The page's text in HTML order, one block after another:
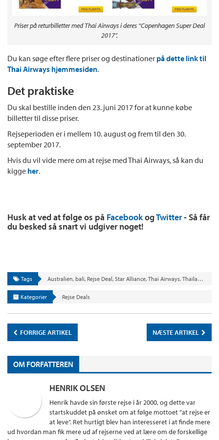
Priser på returbilletter med Thai Airways i deres “Copenhagen Super Deal
2017”.
Du kan søge efter flere priser og destinationer på dette link til
Thai Airways hjemmesiden.
Det praktiske
Du skal bestille inden den 23. juni 2017 for at kunne købe
billetter til disse priser.
Rejseperioden er i mellem 10. august og frem til den 30.
september 2017.
Hvis du vil vide mere om at rejse med Thai Airways, så kan du
kigge her.
Husk at ved at følge os på FacebookogTwitter- Så får
du besked så snart vi udgiver noget!
Tags Australien, bali, Rejse Deal, Star Alliance, Thai Airways, Thailand
Kategorier Rejse Deals
FORRIGE ARTIKEL NÆSTE ARTIKEL
OM FORFATTEREN
HENRIK OLSEN
Henrik havde sin første rejse i år 2000, og dette var
startskuddet på ønsket om at følge mottoet ”at rejse er
at leve”. Ret hurtigt blev han interesseret i at finde mere
ud hvordan man fik mere ud af rejserne ved at lære om de forskellige